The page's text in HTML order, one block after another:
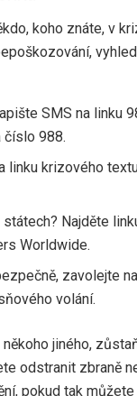
koho znáte, v
SMS na linku
číslo 988.
linku krizového
státech? Najděte
Worldwide.
zavolejte
volání.
jiného,
odstranit zbraně
pokud tak